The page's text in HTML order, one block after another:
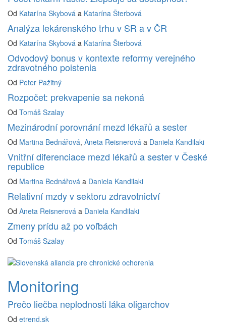
Od Katarína Skybová a Katarína Šterbová
Analýza lekárenského trhu v SR a v ČR
Od Katarína Skybová a Katarína Šterbová
Odvodový bonus v kontexte reformy verejného
zdravotného poistenia
Od Peter Pažitný
Rozpočet: prekvapenie sa nekoná
Od Tomáš Szalay
Mezinárodní porovnání mezd lékařů a sester
Od Martina Bednářová, Aneta Reisnerová a Daniela Kandilaki
Vnitřní diferenciace mezd lékařů a sester v České
republice
Od Martina Bednářová a Daniela Kandilaki
Relativní mzdy v sektoru zdravotnictví
Od Aneta Reisnerová a Daniela Kandilaki
Zmeny prídu až po voľbách
Od Tomáš Szalay
Monitoring
Prečo liečba neplodnosti láka oligarchov
Od etrend.sk